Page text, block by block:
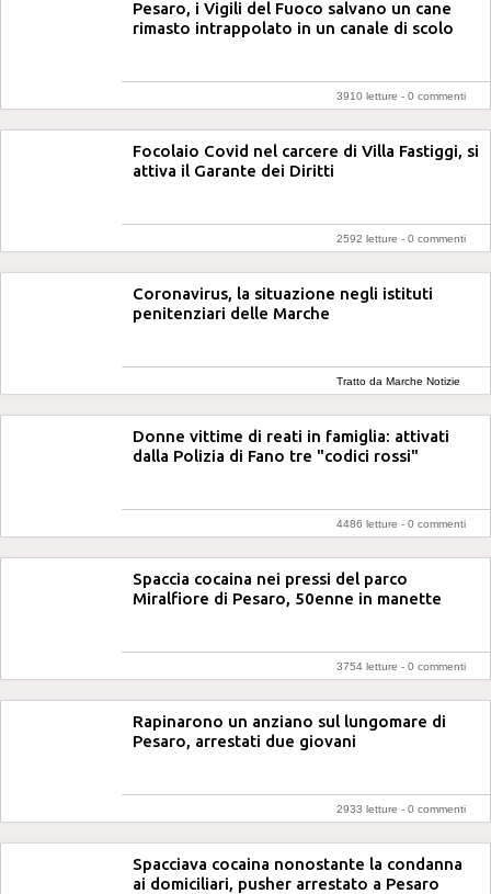
Pesaro, i Vigili del Fuoco salvano un cane
rimasto intrappolato in un canale di scolo
3910 letture - 0 commenti
Focolaio Covid nel carcere di Villa Fastiggi, si
attiva il Garante dei Diritti
2592 letture - 0 commenti
Coronavirus, la situazione negli istituti
penitenziari delle Marche
Tratto da Marche Notizie
Donne vittime di reati in famiglia: attivati
dalla Polizia di Fano tre "codici rossi"
4486 letture - 0 commenti
Spaccia cocaina nei pressi del parco
Miralfiore di Pesaro, 50enne in manette
3754 letture - 0 commenti
Rapinarono un anziano sul lungomare di
Pesaro, arrestati due giovani
2933 letture - 0 commenti
Spacciava cocaina nonostante la condanna
ai domiciliari, pusher arrestato a Pesaro